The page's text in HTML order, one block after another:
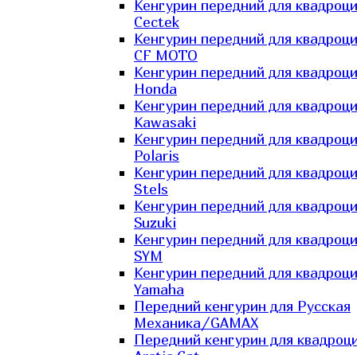
Кенгурин передний для
Cectek
Кенгурин передний для
CF MOTO
Кенгурин передний для
Honda
Кенгурин передний для
Kawasaki
Кенгурин передний для
Polaris
Кенгурин передний для
Stels
Кенгурин передний для
Suzuki
Кенгурин передний для
SYM
Кенгурин передний для
Yamaha
Передний кенгурин для Русская
Механика/GAMAX
Передний кенгурин для